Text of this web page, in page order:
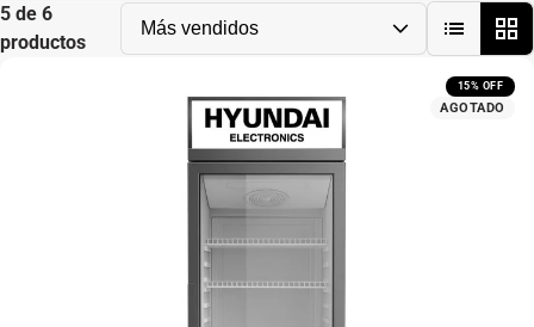
5 de 6
productos
15% OFF
AGOTADO